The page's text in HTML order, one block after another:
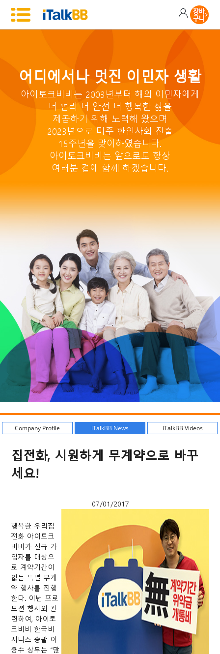
어디에서나 멋진 이민자 생활
아이토크비비는 2003년부터 해외 이민자에게
더 편리 더 안전 더 행복한 삶을
제공하기 위해 노력해 왔으며
2023년으로 미주 한인사회 진출
15주년을 맞이하였습니다.
아이토크비비는 앞으로도 항상
여러분 곁에 함께 하겠습니다.
Company Profile iTalkBB News iTalkBB Videos
집전화, 시원하게 무계약으로 바꾸
세요!
07/01/2017
행복한 우리집
전화 아이토크
비비가 신규 가
입자를 대상으
로 계약기간이
없는 특별 무계
약 행사를 진행
한다. 이번 프로
모션 행사와 관
련하여, 아이토
크비비 한국비
지니스 총괄 이
용수 상무는 “많